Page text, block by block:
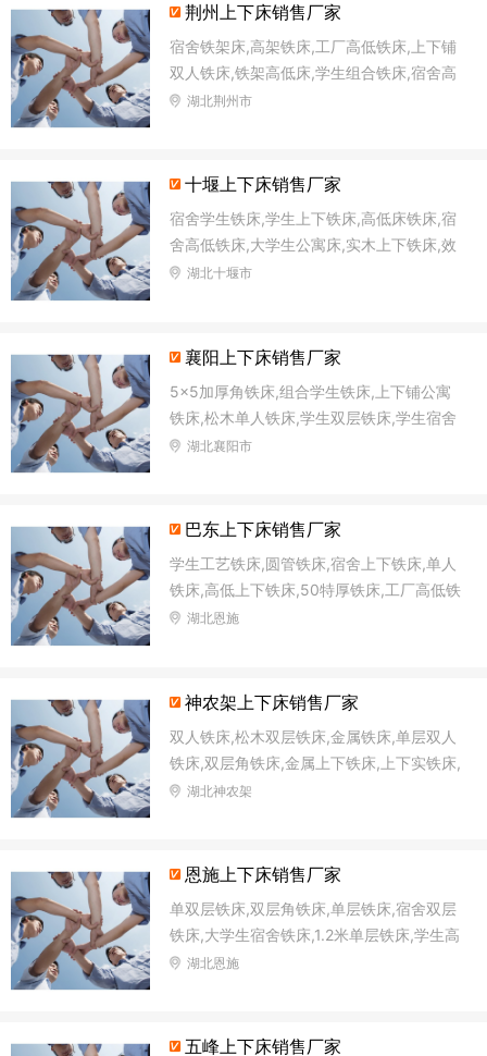
荆州上下床销售厂家
宿舍铁架床,高架铁床,工厂高低铁床,上下铺
双人铁床,铁架高低床,学生组合铁床,宿舍高
低铁床,加固高低床
湖北荆州市
十堰上下床销售厂家
宿舍学生铁床,学生上下铁床,高低床铁床,宿
舍高低铁床,大学生公寓床,实木上下铁床,效
用双层铁床,直管铁床
湖北十堰市
襄阳上下床销售厂家
5×5加厚角铁床,组合学生铁床,上下铺公寓
铁床,松木单人铁床,学生双层铁床,学生宿舍
铁床,方管铁床,单、双层铁床
湖北襄阳市
巴东上下床销售厂家
学生工艺铁床,圆管铁床,宿舍上下铁床,单人
铁床,高低上下铁床,50特厚铁床,工厂高低铁
床,铁架双层床
湖北恩施
神农架上下床销售厂家
双人铁床,松木双层铁床,金属铁床,单层双人
铁床,双层角铁床,金属上下铁床,上下实铁床,
公寓上下铁床
湖北神农架
恩施上下床销售厂家
单双层铁床,双层角铁床,单层铁床,宿舍双层
铁床,大学生宿舍铁床,1.2米单层铁床,学生高
低铁床,单位铁床
湖北恩施
五峰上下床销售厂家